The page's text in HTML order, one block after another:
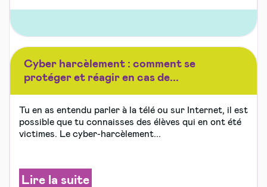
Cyber harcèlement : comment se
protéger et réagir en cas de...
Tu en as entendu parler à la télé ou sur Internet, il est
possible que tu connaisses des élèves qui en ont été
victimes. Le cyber-harcèlement...
Lire la suite